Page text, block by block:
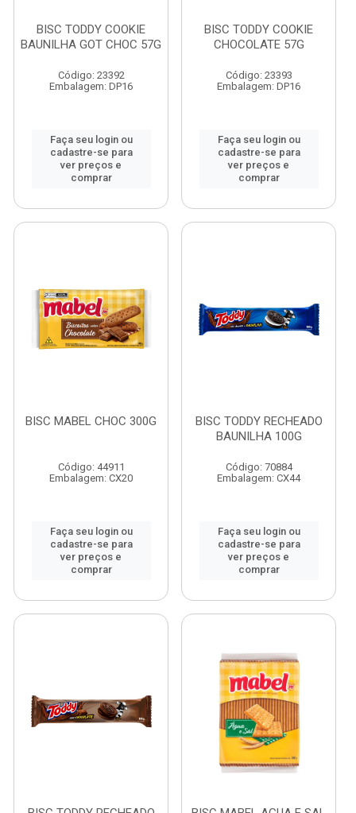
BISC TODDY COOKIE
BAUNILHA GOT CHOC 57G
Código: 23392
Embalagem: DP16
Faça seu login ou
cadastre-se para
ver preços e
comprar
BISC TODDY COOKIE
CHOCOLATE 57G
Código: 23393
Embalagem: DP16
Faça seu login ou
cadastre-se para
ver preços e
comprar
BISC MABEL CHOC 300G
Código: 44911
Embalagem: CX20
Faça seu login ou
cadastre-se para
ver preços e
comprar
BISC TODDY RECHEADO
BAUNILHA 100G
Código: 70884
Embalagem: CX44
Faça seu login ou
cadastre-se para
ver preços e
comprar